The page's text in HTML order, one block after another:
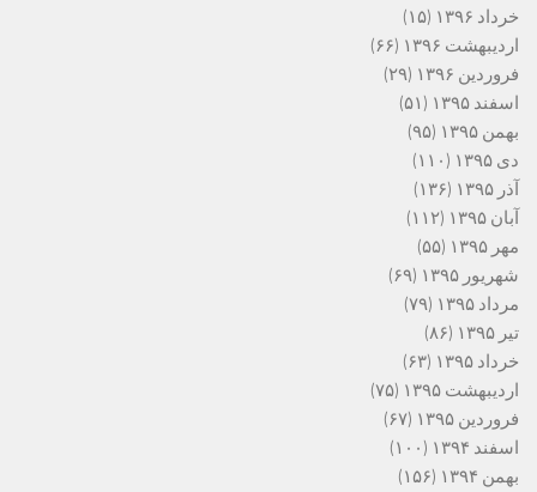
خرداد ۱۳۹۶
(۱۵)
اردیبهشت ۱۳۹۶
(۶۶)
فروردین ۱۳۹۶
(۲۹)
اسفند ۱۳۹۵
(۵۱)
بهمن ۱۳۹۵
(۹۵)
دی ۱۳۹۵
(۱۱۰)
آذر ۱۳۹۵
(۱۳۶)
آبان ۱۳۹۵
(۱۱۲)
مهر ۱۳۹۵
(۵۵)
شهریور ۱۳۹۵
(۶۹)
مرداد ۱۳۹۵
(۷۹)
تیر ۱۳۹۵
(۸۶)
خرداد ۱۳۹۵
(۶۳)
اردیبهشت ۱۳۹۵
(۷۵)
فروردین ۱۳۹۵
(۶۷)
اسفند ۱۳۹۴
(۱۰۰)
بهمن ۱۳۹۴
(۱۵۶)